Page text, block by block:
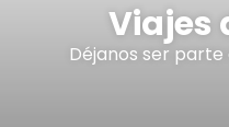
Viajes
Déjanos ser